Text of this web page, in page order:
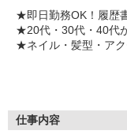
★即日勤務OK！履歴
★20代・30代・40代
★ネイル・髪型・ア
シエロのスタッフは9
ずっと先まで役に立ち
仕事内容